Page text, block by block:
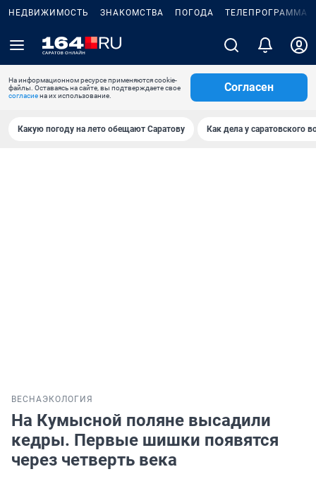
НЕДВИЖИМОСТЬ ЗНАКОМСТВА ПОГОДА ТЕЛЕПРОГРАММА
На информационном ресурсе применяются cookie-
файлы. Оставаясь на сайте, вы подтверждаете свое
согласиена их использование.
Согласен
Какую погоду на лето обещают Саратову Как дела у саратовского
ВЕСНАЭКОЛОГИЯ
На Кумысной поляне высадили
кедры. Первые шишки появятся
через четверть века